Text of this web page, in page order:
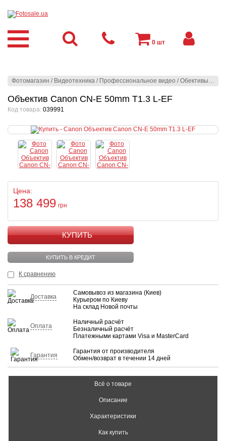
Фотомагазин / Видеотехника / Профессиональное видео /Обективы Canon Cine
Объектив Canon CN-E 50mm T1.3 L-EF
Код товара: 039991
Цена:
138 499 грн
КУПИТЬ
КУПИТЬ В КРЕДИТ
К сравнению
Доставка
Самовывоз из магазина (Киев)
Курьером по Киеву
На склад Новой почты
Оплата
Наличный расчёт
Безналичный расчёт
Платежными картами Visa и MasterCard
Гарантия
Гарантия от производителя
Обмен/возврат в течении 14 дней
Всё о товаре
Описание
Характеристики
Как купить
0 шт